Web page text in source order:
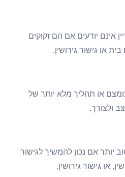
אינם יודעים אם הם זקוקים
בית או גישור גירושין.
או תהליך מלא יותר של
ולצורך.
יותר אם נכון להמשיך לגישור
או גישור גירושין.